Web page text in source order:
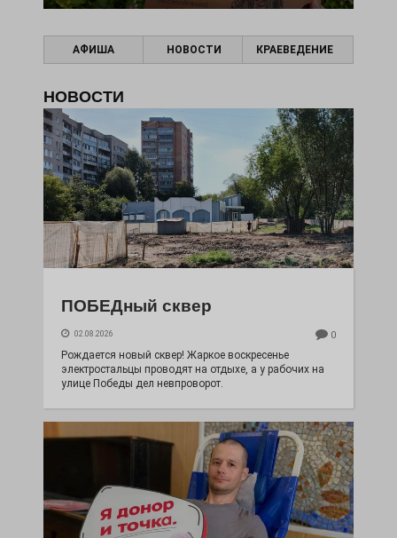
АФИША НОВОСТИ КРАЕВЕДЕНИЕ
НОВОСТИ
ПОБЕДный сквер
02.08.2026 0
Рождается новый сквер! Жаркое воскресенье
электростальцы проводят на отдыхе, а у рабочих на
улице Победы дел невпроворот.